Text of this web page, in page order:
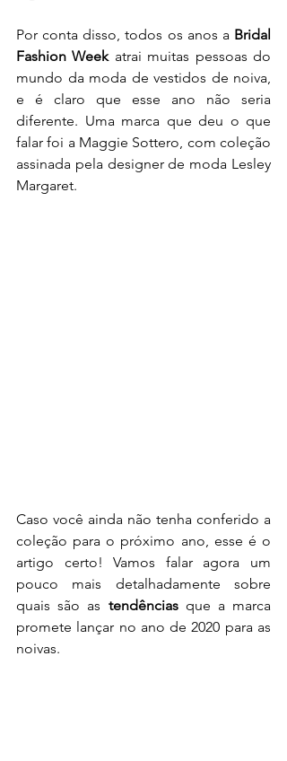
Por conta disso, todos os anos a Bridal
Fashion Week atrai muitas pessoas do
mundo da moda de vestidos de noiva,
e é claro que esse ano não seria
diferente. Uma marca que deu o que
falar foi a Maggie Sottero, com coleção
assinada pela designer de moda Lesley
Margaret.
Caso você ainda não tenha conferido a
coleção para o próximo ano, esse é o
artigo certo! Vamos falar agora um
pouco mais detalhadamente sobre
quais são as tendências que a marca
promete lançar no ano de 2020 para as
noivas.